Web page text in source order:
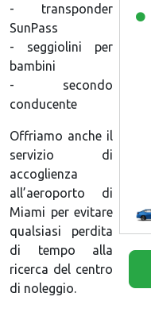
- transponder
SunPass
- seggiolini per
bambini
- secondo
conducente
Offriamo anche il
servizio di
accoglienza
all’aeroporto di
Miami per evitare
qualsiasi perdita
di tempo alla
ricerca del centro
di noleggio.